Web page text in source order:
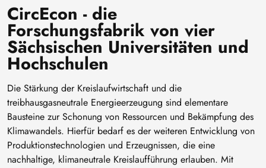
CircEcon - die
Forschungsfabrik von vier
Sächsischen Universitäten und
Hochschulen
Die Stärkung der Kreislaufwirtschaft und die
treibhausgasneutrale Energieerzeugung sind elementare
Bausteine zur Schonung von Ressourcen und Bekämpfung des
Klimawandels. Hierfür bedarf es der weiteren Entwicklung von
Produktionstechnologien und Erzeugnissen, die eine
nachhaltige, klimaneutrale Kreislaufführung erlauben. Mit